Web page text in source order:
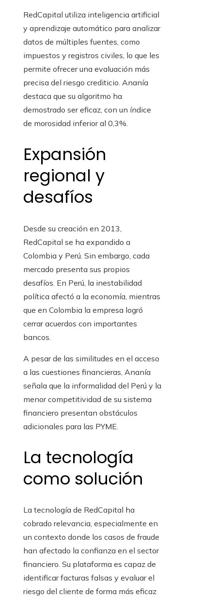
RedCapital utiliza inteligencia artificial
y aprendizaje automático para analizar
datos de múltiples fuentes, como
impuestos y registros civiles, lo que les
permite ofrecer una evaluación más
precisa del riesgo crediticio. Ananía
destaca que su algoritmo ha
demostrado ser eficaz, con un índice
de morosidad inferior al 0,3%.
Expansión
regional y
desafíos
Desde su creación en 2013,
RedCapital se ha expandido a
Colombia y Perú. Sin embargo, cada
mercado presenta sus propios
desafíos. En Perú, la inestabilidad
política afectó a la economía, mientras
que en Colombia la empresa logró
cerrar acuerdos con importantes
bancos.
A pesar de las similitudes en el acceso
a las cuestiones financieras, Ananía
señala que la informalidad del Perú y la
menor competitividad de su sistema
financiero presentan obstáculos
adicionales para las PYME.
La tecnología
como solución
La tecnología de RedCapital ha
cobrado relevancia, especialmente en
un contexto donde los casos de fraude
han afectado la confianza en el sector
financiero. Su plataforma es capaz de
identificar facturas falsas y evaluar el
riesgo del cliente de forma más eficaz